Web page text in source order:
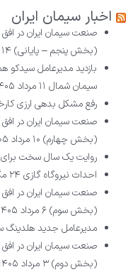
اخبار سیمان ایران
(بخش پنجم – پایانی) ۱۴ مرداد ۱۴۰۵
بازدید مدیرعامل سیدکو
سیمان شمال ۱۱ مرداد ۱۴۰۵
رفع مشکل بدهی ارزی
(بخش چهارم) ۱۰ مرداد ۱۴۰۵
روایت یک سال سخت
احداث نیروگاه گازی ۲۴ مگاواتی در شرکت سیمان مدلل
(بخش سوم)۶ مرداد ۱۴۰۵
مدیرعامل جدید هلدینگ
(بخش دوم)۳ مرداد ۱۴۰۵